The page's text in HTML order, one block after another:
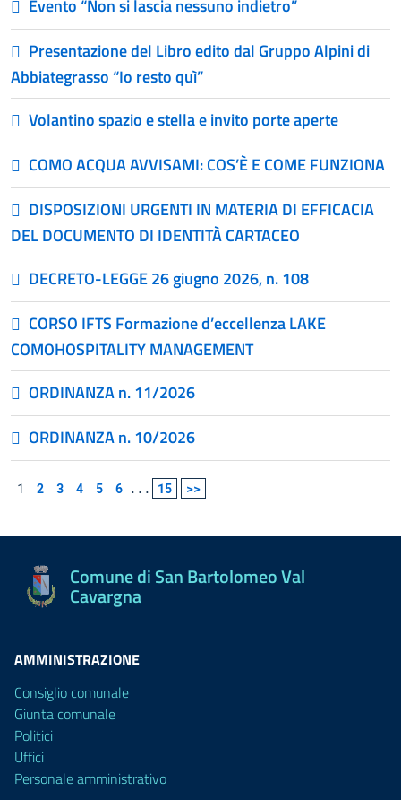
Evento “Non si lascia nessuno indietro”
Presentazione del Libro edito dal Gruppo Alpini di
Abbiategrasso “Io resto quì”
Volantino spazio e stella e invito porte aperte
COMO ACQUA AVVISAMI: COS’È E COME FUNZIONA
DISPOSIZIONI URGENTI IN MATERIA DI EFFICACIA
DEL DOCUMENTO DI IDENTITÀ CARTACEO
DECRETO-LEGGE 26 giugno 2026, n. 108
CORSO IFTS Formazione d’eccellenza LAKE
COMOHOSPITALITY MANAGEMENT
ORDINANZA n. 11/2026
ORDINANZA n. 10/2026
1 2 3 4 5 6 ... 15 >>
Comune di San Bartolomeo Val
Cavargna
AMMINISTRAZIONE
Consiglio comunale
Giunta comunale
Politici
Uffici
Personale amministrativo